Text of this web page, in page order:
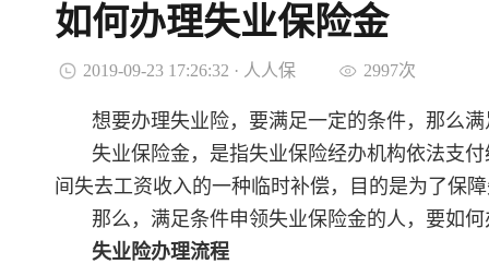
如何办理失业保险金
2019-09-23 17:26:32 · 人人保 2997次
想要办理失业险，要满足一定的条件，那么
失业保险金，是指失业保险经办机构依法支
间失去工资收入的一种临时补偿，目的是为了保
那么，满足条件申领失业保险金的人，要如
失业险办理流程